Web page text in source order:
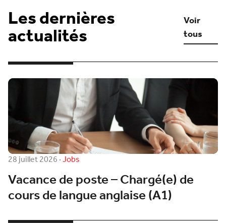
Les dernières
actualités Voir
tous
28 juillet 2026·Jobs
Vacance de poste – Chargé(e) de
cours de langue anglaise (A1)